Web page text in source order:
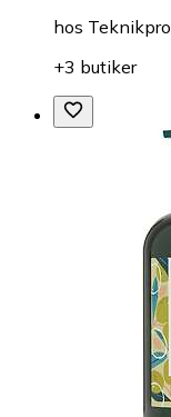
hos
+3 butiker